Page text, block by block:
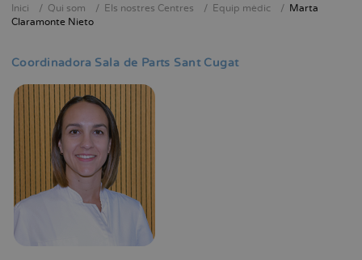
Fil
Inici Qui som Els nostres Centres Equip mèdic
Marta
Claramonte Nieto
Coordinadora Sala de Parts Sant Cugat